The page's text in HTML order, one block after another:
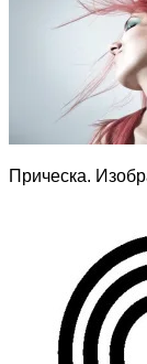
Прическа.